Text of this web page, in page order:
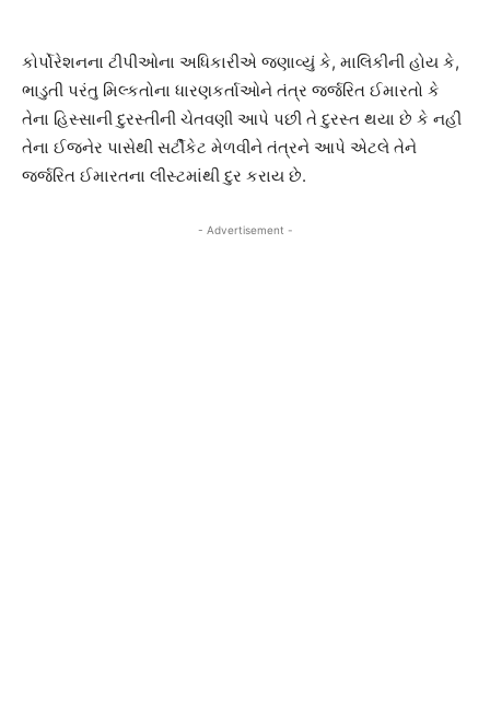
કોર્પોરેશનના ટીપીઓના અધિકારીએ જણાવ્યું કે, માલિકીની હોય કે,
ભાડુતી પરંતુ મિલ્કતોના ધારણકર્તાઓને તંત્ર જર્જરિત ઈમારતો કે
તેના હિસ્સાની દુરસ્તીની ચેતવણી આપે પછી તે દુરસ્ત થયા છે કે નહીં
તેના ઈજનેર પાસેથી સર્ટીકેટ મેળવીને તંત્રને આપે એટલે તેને
જર્જરિત ઈમારતના લીસ્ટમાંથી દુર કરાય છે.
- Advertisement -